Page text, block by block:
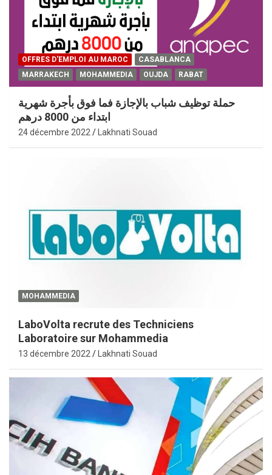
OFFRES D'EMPLOI AU MAROC
CASABLANCA
MARRAKECH
MOHAMMEDIA OUJDA RABAT
حملة توظيف شباب بالإجازة فما فوق بأجرة شهرية
ابتداء من 8000 درهم
24 décembre 2022 Lakhnati Souad
MOHAMMEDIA
LaboVolta recrute des Techniciens
Laboratoire sur Mohammedia
13 décembre 2022 Lakhnati Souad